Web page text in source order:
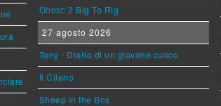
Ghost: 2 Big To Rig
27 agosto 2026
Tony - Diario di un giovane cuoco
Il Cileno
Sheep in the Box